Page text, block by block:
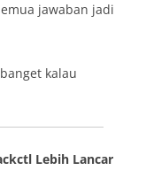
jawaban jadi
kalau
Lebih Lancar